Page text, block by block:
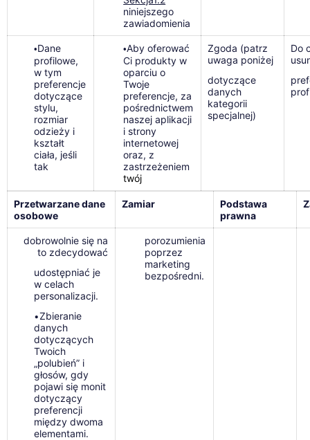
niniejszego
zawiadomienia
•Dane
profilowe,
w tym
preferencje
dotyczące
stylu,
rozmiar
odzieży i
kształt
ciała, jeśli
tak
•Aby oferować
Ci produkty w
oparciu o
Twoje
preferencje, za
pośrednictwem
naszej aplikacji
i strony
internetowej
oraz, z
zastrzeżeniem
twój
Zgoda (patrz
uwaga poniżej
dotyczące
danych
kategorii
specjalnej)
Do
Przetwarzane dane
osobowe
Zamiar
Podstawa
prawna
dobrowolnie się na
to zdecydować
udostępniać je
w celach
personalizacji.
•Zbieranie
danych
dotyczących
Twoich
„polubień” i
głosów, gdy
pojawi się monit
dotyczący
preferencji
między dwoma
elementami.
porozumienia
poprzez
marketing
bezpośredni.